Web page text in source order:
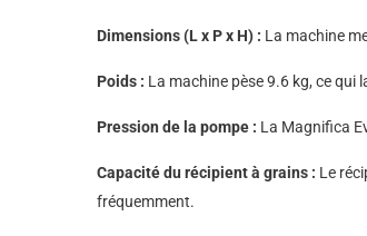
Dimensions (L x P x H) : La machine
Poids : La machine pèse 9.6 kg, ce qui
Pression de la pompe : La Magnifica
Capacité du récipient à grains : Le
fréquemment.